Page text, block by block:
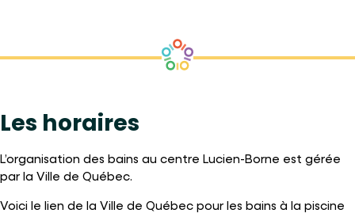
Les horaires
L’organisation des bains au centre Lucien-Borne est gérée
par la Ville de Québec.
Voici le lien de la Ville de Québec pour les bains à la piscine